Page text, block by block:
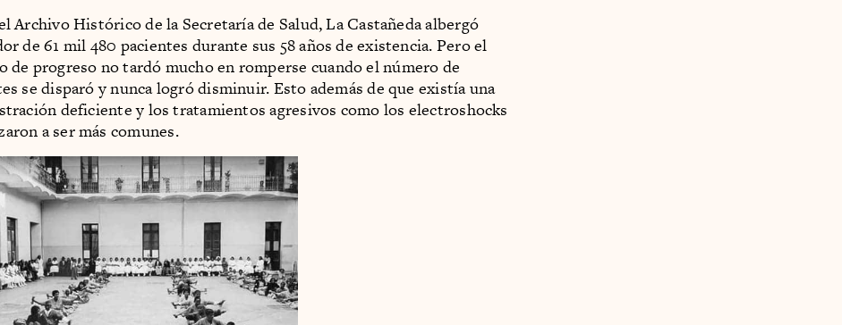
Archivo Histórico de la Secretaría de Salud, La Castañeda albergó
de 61 mil 480 pacientes durante sus 58 años de existencia. Pero el
de progreso no tardó mucho en romperse cuando el número de
se disparó y nunca logró disminuir. Esto además de que existía una
deficiente y los tratamientos agresivos como los electroshocks
a ser más comunes.